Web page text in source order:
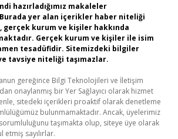
hazırladığımız makaleler
yer alan içerikler haber niteliği
gerçek kurum ve kişiler hakkında
Gerçek kurum ve kişiler ile isim
tesadüfidir. Sitemizdeki bilgiler
tavsiye niteliği taşımazlar.
gereğince Bilgi Teknolojileri ve İletişim
onaylanmış bir Yer Sağlayıcı olarak hizmet
sitedeki içerikleri proaktif olarak denetleme
bulunmamaktadır. Ancak, üyelerimiz
taşımakta olup, siteye üye olarak
sayılırlar.